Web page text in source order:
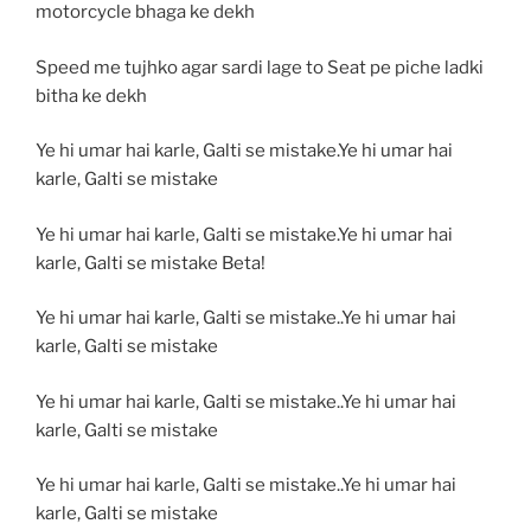
motorcycle bhaga ke dekh
Speed me tujhko agar sardi lage to Seat pe piche ladki
bitha ke dekh
Ye hi umar hai karle, Galti se mistake.Ye hi umar hai
karle, Galti se mistake
Ye hi umar hai karle, Galti se mistake.Ye hi umar hai
karle, Galti se mistake Beta!
Ye hi umar hai karle, Galti se mistake..Ye hi umar hai
karle, Galti se mistake
Ye hi umar hai karle, Galti se mistake..Ye hi umar hai
karle, Galti se mistake
Ye hi umar hai karle, Galti se mistake..Ye hi umar hai
karle, Galti se mistake